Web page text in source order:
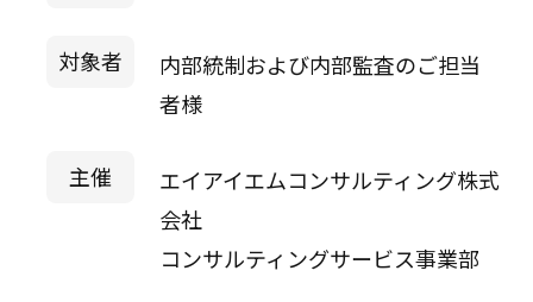
対象者
内部統制および内部監査のご担当
者様
主催
エイアイエムコンサルティング株式
会社
コンサルティングサービス事業部